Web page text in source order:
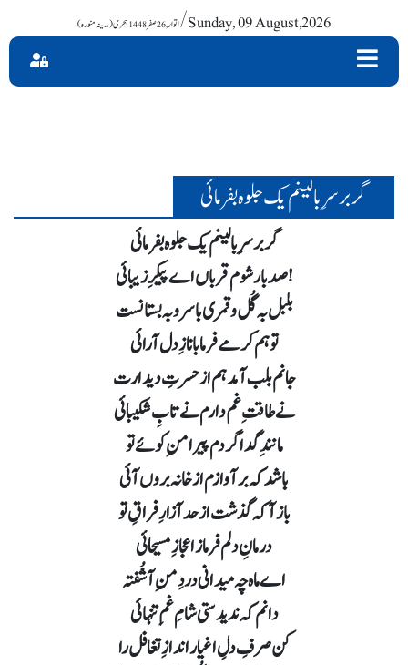
اتوار , 26 صفر 1448 ہجری (مدینہ منورہ)/ Sunday, 09 August,2026
گر بر سرِ بالینم یک جلوہ بفرمائی
گر بر سرِ بالینم یک جلوہ بفرمائی
صد بار شوم قرباں اے پیکرِ زیبائی!
بلبل بہ گُل و قمری با سرو بہ بستانست
تو ہم کرمے فرما با نازِ دل آرائی
جانم بلب آمد ہم از حسرتِ دیدارت
نے طاقتِ غم دارم نے تابِ شکیبائی
مانندِ گدا گردم پیرامنِ کوئے تو
باشد کہ بر آوازم از خانہ بروں آئی
باز آکہ گذشت از حد آزارِ فراقِ تو
درمانِ دلم فرما ز اعجازِ مسیحائی
اے ماہ چہ میدانی دردِ منِ آشُفتہ
دانم کہ ندیدستی شامِ غمِ تنہائی
کن صرفِ دلِ اغیار اندازِ تغافل را